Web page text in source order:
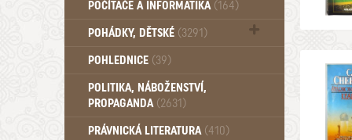
POČÍTAČE A INFORMATIKA (164)
POHÁDKY, DĚTSKÉ (3291)
Pro děti a mládež (2887)
Pohádky, Dětské - Od roku 1949 (257)
POHLEDNICE (39)
POLITIKA, NÁBOŽENSTVÍ,
PROPAGANDA (2631)
PRÁVNICKÁ LITERATURA (410)